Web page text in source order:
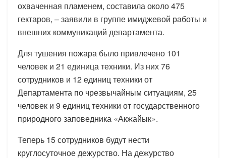
охваченная пламенем, составила около 475
гектаров, – заявили в группе имиджевой работы и
внешних коммуникаций департамента.
Для тушения пожара было привлечено 101
человек и 21 единица техники. Из них 76
сотрудников и 12 единиц техники от
Департамента по чрезвычайным ситуациям, 25
человек и 9 единиц техники от государственного
природного заповедника «Акжайык».
Теперь 15 сотрудников будут нести
круглосуточное дежурство. На дежурство